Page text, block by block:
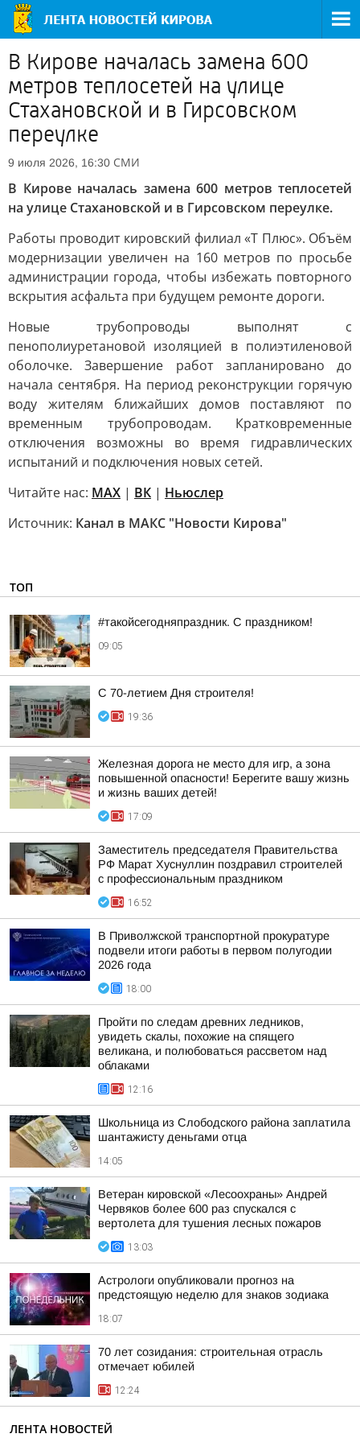
В Кирове началась замена 600
метров теплосетей на улице
Стахановской и в Гирсовском
переулке
9 июля 2026, 16:30 СМИ
В Кирове началась замена 600 метров теплосетей
на улице Стахановской и в Гирсовском переулке.
Работы проводит кировский филиал «Т Плюс». Объём
модернизации увеличен на 160 метров по просьбе
администрации города, чтобы избежать повторного
вскрытия асфальта при будущем ремонте дороги.
Новые трубопроводы выполнят с
пенополиуретановой изоляцией в полиэтиленовой
оболочке. Завершение работ запланировано до
начала сентября. На период реконструкции горячую
воду жителям ближайших домов поставляют по
временным трубопроводам. Кратковременные
отключения возможны во время гидравлических
испытаний и подключения новых сетей.
Читайте нас: MAX | ВК | Ньюслер
Источник: Канал в МАКС "Новости Кирова"
ТОП
#такойсегодняпраздник. С праздником!
09:05
С 70-летием Дня строителя!
19:36
Железная дорога не место для игр, а зона
повышенной опасности! Берегите вашу жизнь
и жизнь ваших детей!
17:09
Заместитель председателя Правительства
РФ Марат Хуснуллин поздравил строителей
с профессиональным праздником
16:52
В Приволжской транспортной прокуратуре
подвели итоги работы в первом полугодии
2026 года
18:00
Пройти по следам древних ледников,
увидеть скалы, похожие на спящего
великана, и полюбоваться рассветом над
облаками
12:16
Школьница из Слободского района заплатила
шантажисту деньгами отца
14:05
Ветеран кировской «Лесоохраны» Андрей
Червяков более 600 раз спускался с
вертолета для тушения лесных пожаров
13:03
Астрологи опубликовали прогноз на
предстоящую неделю для знаков зодиака
18:07
70 лет созидания: строительная отрасль
отмечает юбилей
12:24
ЛЕНТА НОВОСТЕЙ